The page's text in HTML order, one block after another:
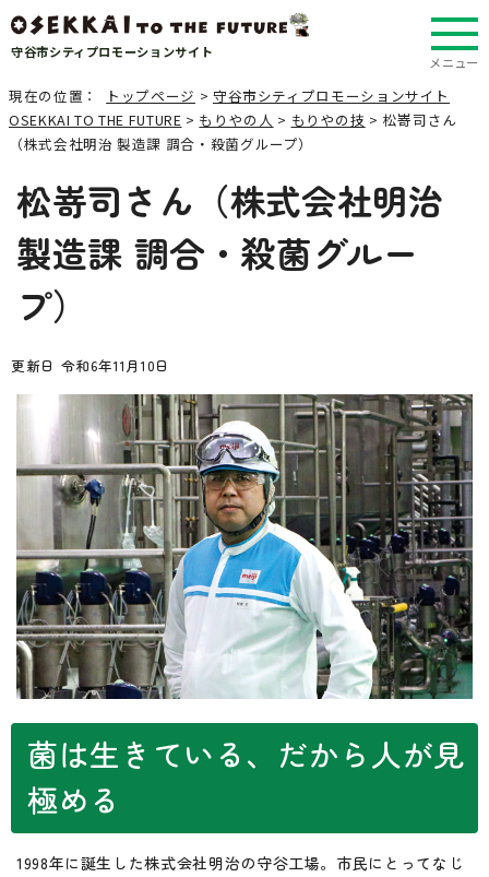
守谷市シティプロモーションサイト
メニュー
現在の位置： トップページ > 守谷市シティプロモーションサイト
OSEKKAI TO THE FUTURE > もりやの人 > もりやの技 > 松嵜司さん
（株式会社明治 製造課 調合・殺菌グループ）
松嵜司さん（株式会社明治
製造課 調合・殺菌グルー
プ）
更新日 令和6年11月10日
菌は生きている、だから人が見
極める
1998年に誕生した株式会社明治の守谷工場。市民にとってなじ